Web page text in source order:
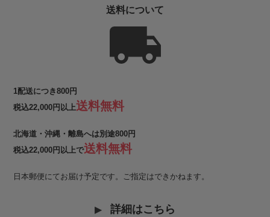
送料について
1配送につき800円
税込22,000円以上送料無料
北海道・沖縄・離島へは別途800円
税込22,000円以上で送料無料
日本郵便にてお届け予定です。ご指定はできかねます。
詳細はこちら